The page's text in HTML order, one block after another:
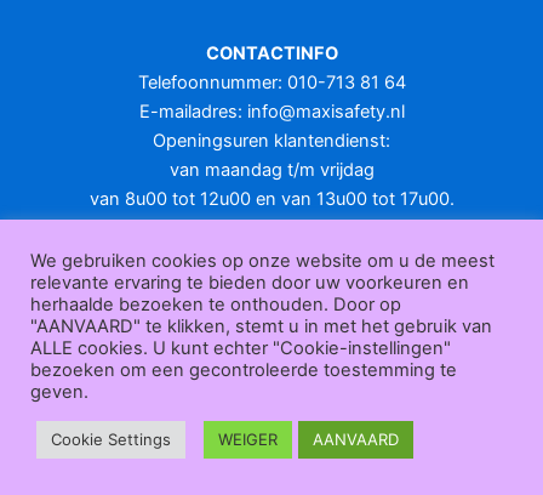
CONTACTINFO
Telefoonnummer: 010-713 81 64
E-mailadres: info@maxisafety.nl
Openingsuren klantendienst:
van maandag t/m vrijdag
van 8u00 tot 12u00 en van 13u00 tot 17u00.
KLANTENSERVICE
Over
ons|Bedrijfsgegevens| F.A.Q.|Bestelprocedure | Betaling
ending | Retourneren|Herroepingsrecht|Herroepingsfunctie
ederverkoop|Bedrukken|Contact
Algemene voorwaarden
Maxisafety.nl © 2026
We gebruiken cookies op onze website om u de meest
relevante ervaring te bieden door uw voorkeuren en
herhaalde bezoeken te onthouden. Door op
"AANVAARD" te klikken, stemt u in met het gebruik van
ALLE cookies. U kunt echter "Cookie-instellingen"
bezoeken om een gecontroleerde toestemming te
geven.
Cookie Settings WEIGER AANVAARD